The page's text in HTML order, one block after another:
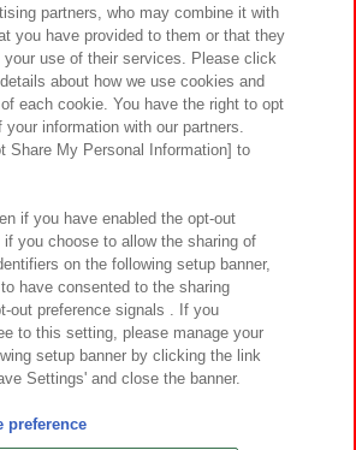
サステナビリティ サイトポリシー
ウェブアクセシビリティ方針と検証結果
とともに
対応方針 よくあるご質問・お問い合わせ
Namco Amusement Inc.
Namco Amusement Lab Inc.
partners, who may combine it with
you have provided to them or that they
your use of their services. Please click
about how we use cookies and
each cookie. You have the right to opt
your information with our partners.
Share My Personal Information] to
if you have enabled the opt-out
you choose to allow the sharing of
on the following setup banner,
have consented to the sharing
out preference signals . If you
to this setting, please manage your
setup banner by clicking the link
Settings' and close the banner.
preference